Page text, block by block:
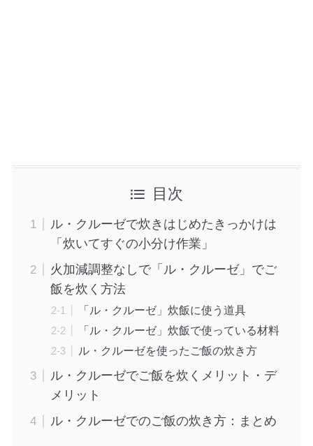
目次
ル・クルーゼで炊きはじめたきっかけは
「炊いてすぐの小分け作業」
火加減調整なしで「ル・クルーゼ」でご
飯を炊く方法
「ル・クルーゼ」炊飯に使う道具
「ル・クルーゼ」炊飯で使っている材料
ル・クルーゼを使ったご飯の炊き方
ル・クルーゼでご飯を炊くメリット・デ
メリット
ル・クルーゼでのご飯の炊き方：まとめ